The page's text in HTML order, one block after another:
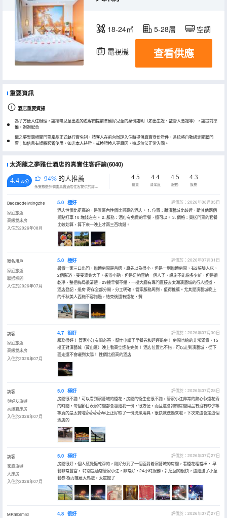
18-24㎡ 5-28層 空調
電視機 查看供應
重要資訊
酒店重要資訊
為了方便入住辦理，請攜帶兒童出遊的遊客們提前準備好兒童的身份證明（如出生證、監督人憑證等），請提前準
備，謝謝配合
龍之夢樂園相關門票產品正式執行實名制，請客人在前台辦理入住時提供真實身份證件，系統將自動綁定關聯門
票；如信息有誤將影響使用，如非本人持證、或換證換人等原因，造成無法正常入園。
太湖龍之夢雅仕酒店的真實住客評論(6040)
4.4 /5分 94% 的人推薦
永安旅遊評價由真實酒店住客提供的評價。
4.5
位置
4.4
清潔度
4.5
服務
4.3
設施
Baozaodelvxingzhe
家庭旅遊
高級雙床房
入住於2026年08月
5.0 極好
評價於：2026年08月05日
酒店性價比挺高的，是景區內性價比最高的酒店。 1. 位置：離演藝城比較近，離其他兩個
景點打車 10 塊錢左右。 2. 服務：酒店有免費的早餐，還可以。 3. 價格：買送門票的套餐
比較划算，算下來一晚上才兩三百塊錢。
匿名用戶
家庭旅遊
聯通標間
入住於2026年07月
5.0 極好
評價於：2026年07月31日
暑假一家三口出門，聯通房間是首選，原先以為很小，但是一到聯通房間，有2張雙人床，
2個衞浴，妥妥滴夠大了。衞浴小點，但是足夠容納一個人了，設施不能説多少新，但是很
乾凈，整個佈局很清楚，29樓早餐不錯，一樓大廳有專門直接去太湖演藝城的行人通道，
酒店登記，退房 寄存全部分開，分工明確。管家服務周到，值得推薦。尤其是演藝城晚上
的千秋美人西施不容錯過，結束後還有煙花，贊
訪客
家庭旅遊
高級雙床房
入住於2026年07月
4.7 很好
評價於：2026年07月30日
服務很好！ 管家小江有問必答，幫忙申請了早餐券和延遲退房！ 房間也給的非常滿意，15
樓正對演藝城（黃山區）晚上看高空煙花完美！ 酒店位置也不錯，可以走到演藝城，從下
面走還不會曬到太陽！ 性價比很高的酒店
訪客
與好友旅遊
高級雙床房
入住於2026年07月
5.0 極好
評價於：2026年07月28日
房間很不錯！可以看到演藝城的煙花，房間的衞生也很不錯，管家小江非常的熱心👍煙花秀
的時間，每個節目表演時間都會發給我一份，很方便，而且還會詢問房間用品有沒有缺少等
等真的是太贊啦👍👍👍👍早上正好缺了一份洗漱用具，很快就送過來啦，下次來還會定這個
酒店的
訪客
家庭旅遊
大床房
入住於2026年07月
5.0 極好
評價於：2026年07月27日
房間很好，個人感覺挺乾淨的，剛好分到了一個面對着演藝城的房間，看煙花相當棒， 早
餐非常豐富， 特別是酒店管家小江，非常好，24小時服務，訊息回的很快，還給送了小童
餐券 極力推薦大馬戲，太震撼了
MRmiximixi
4.8 很好
評價於：2026年07月27日